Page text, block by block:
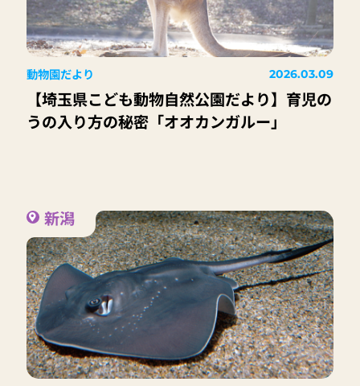
動物園だより 2026.03.09
【埼玉県こども動物自然公園だより】育児の
うの入り方の秘密「オオカンガルー」
新潟